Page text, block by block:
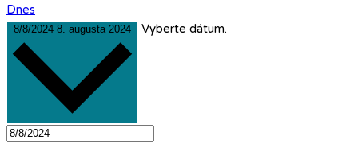
Dnes
8/8/2024 8. augusta 2024 Vyberte dátum.